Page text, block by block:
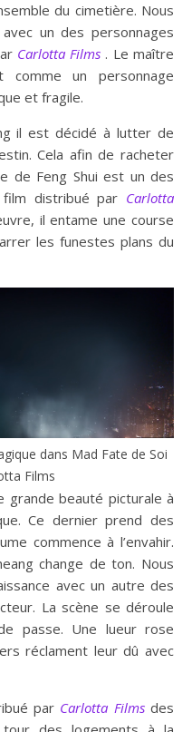
du cimetière. Nous
un des personnages
Carlotta Films . Le maître
comme un personnage
et fragile.
il est décidé à lutter de
Cela afin de racheter
de Feng Shui est un des
distribué par Carlotta
il entame une course
les funestes plans du
dans Mad Fate de Soi
Films
grande beauté picturale à
Ce dernier prend des
commence à l’envahir.
change de ton. Nous
avec un autre des
La scène se déroule
passe. Une lueur rose
réclament leur dû avec
par Carlotta Films des